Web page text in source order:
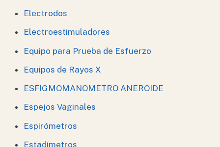
Electrodos
Electroestimuladores
Equipo para Prueba de Esfuerzo
Equipos de Rayos X
ESFIGMOMANOMETRO ANEROIDE
Espejos Vaginales
Espirómetros
Estadímetros